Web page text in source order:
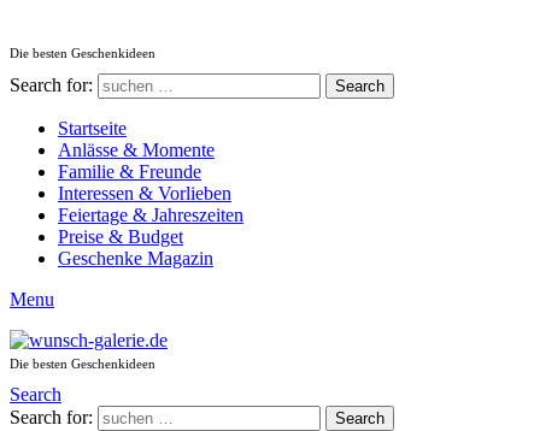
Die besten Geschenkideen
Search for: Search
Startseite
Anlässe & Momente
Familie & Freunde
Interessen & Vorlieben
Feiertage & Jahreszeiten
Preise & Budget
Geschenke Magazin
Menu
Die besten Geschenkideen
Search
Search for:
Search